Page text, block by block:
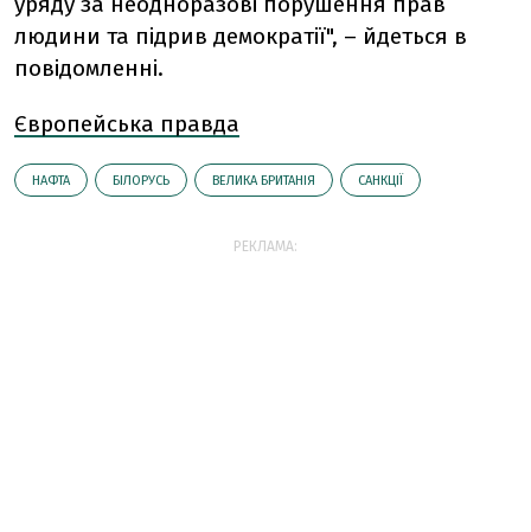
людини та підрив демократії", – йдеться в
повідомленні.
Європейська правда
НАФТА БІЛОРУСЬ ВЕЛИКА БРИТАНІЯ САНКЦІЇ
РЕКЛАМА: